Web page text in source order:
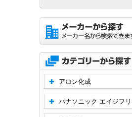
アロン化成
パナソニック エイジフ